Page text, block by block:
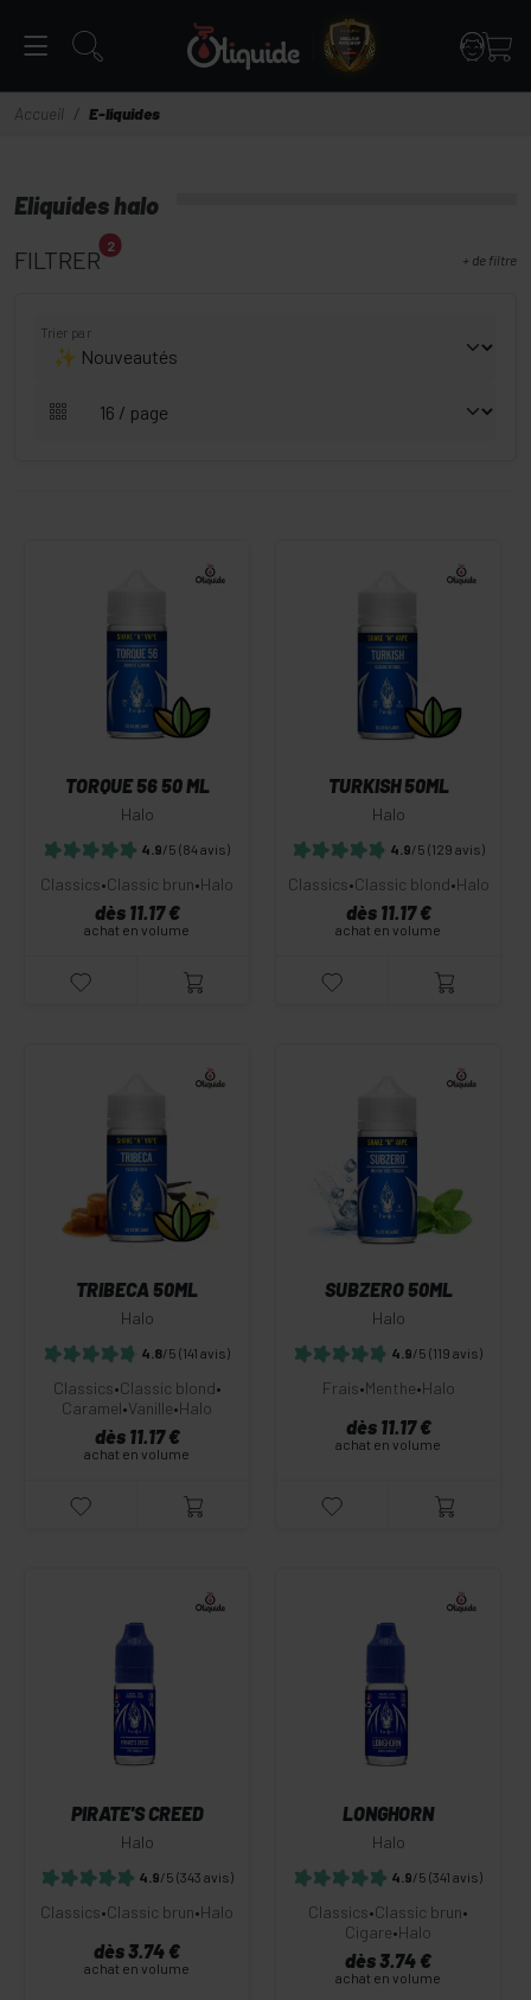
Accueil E-liquides
Eliquides halo
FILTRER 2
+ de filtre
Trier par
TORQUE 56 50 ML
Halo
4.9/5 (84 avis)
Classics•Classic brun•Halo
dès 11.17 €
achat en volume
TURKISH 50ML
Halo
4.9/5 (129 avis)
Classics•Classic blond•Halo
dès 11.17 €
achat en volume
TRIBECA 50ML
Halo
4.8/5 (141 avis)
Classics•Classic blond•
Caramel•Vanille•Halo
dès 11.17 €
achat en volume
SUBZERO 50ML
Halo
4.9/5 (119 avis)
Frais•Menthe•Halo
dès 11.17 €
achat en volume
PIRATE'S CREED
Halo
4.9/5 (343 avis)
Classics•Classic brun•Halo
dès 3.74 €
achat en volume
LONGHORN
Halo
4.9/5 (341 avis)
Classics•Classic brun•
Cigare•Halo
dès 3.74 €
achat en volume